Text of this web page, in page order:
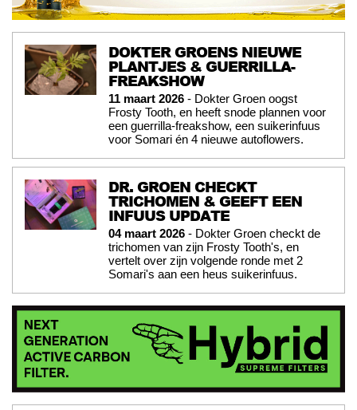
DOKTER GROENS NIEUWE
PLANTJES & GUERRILLA-
FREAKSHOW
11 maart 2026 - Dokter Groen oogst
Frosty Tooth, en heeft snode plannen voor
een guerrilla-freakshow, een suikerinfuus
voor Somari én 4 nieuwe autoflowers.
DR. GROEN CHECKT
TRICHOMEN & GEEFT EEN
INFUUS UPDATE
04 maart 2026 - Dokter Groen checkt de
trichomen van zijn Frosty Tooth's, en
vertelt over zijn volgende ronde met 2
Somari's aan een heus suikerinfuus.